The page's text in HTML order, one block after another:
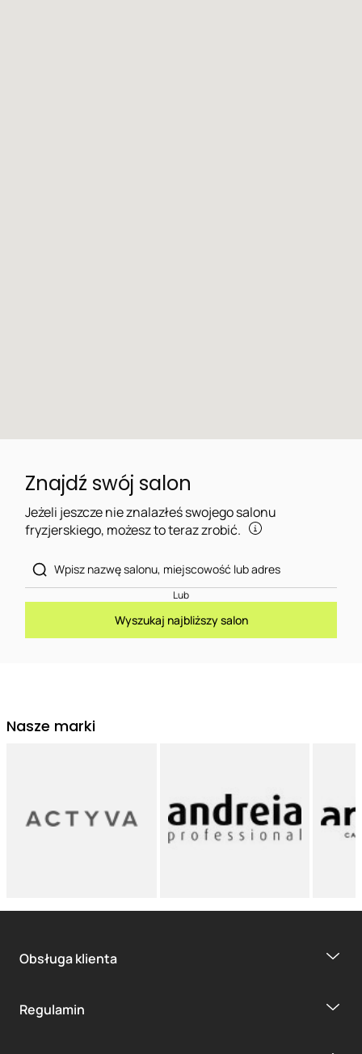
Znajdź swój salon
Jeżeli jeszcze nie znalazłeś swojego salonu
fryzjerskiego, możesz to teraz zrobić.
Lub
Wyszukaj najbliższy salon
Nasze marki
Obsługa klienta
Regulamin